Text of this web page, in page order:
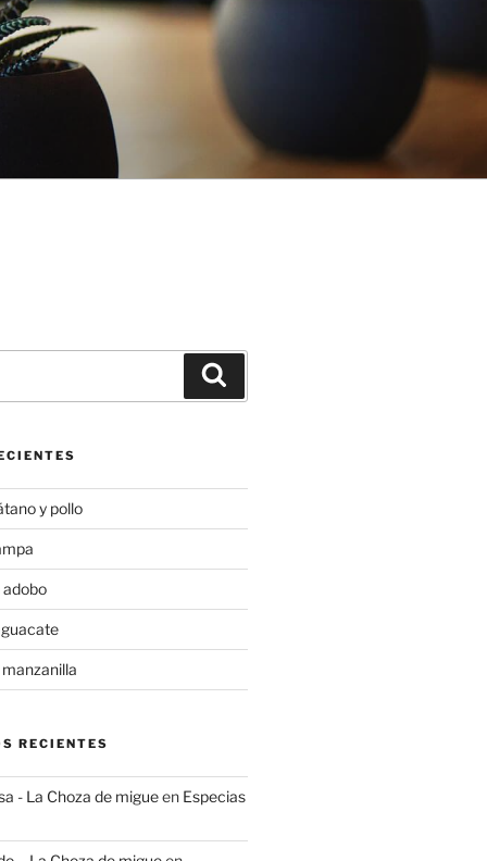
y pollo
adobo
RECIENTES
- La Choza de migueen Especias